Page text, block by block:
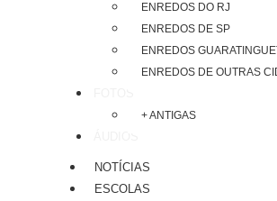
ENREDOS DO RJ
ENREDOS DE SP
ENREDOS
ENREDOS DE OUTRAS
+ ANTIGAS
NOTÍCIAS
ESCOLAS